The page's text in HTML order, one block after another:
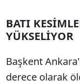
BATI
YÜKSELİYOR
Başkent
derece olarak